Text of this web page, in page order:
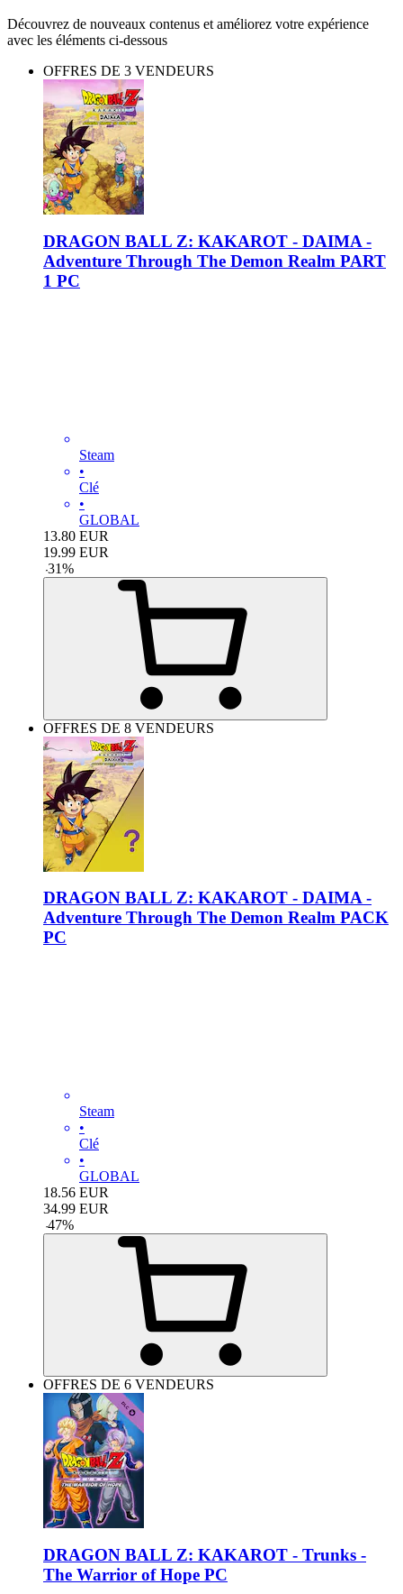
Découvrez de nouveaux contenus et améliorez votre expérience
avec les éléments ci-dessous
OFFRES DE 3 VENDEURS
DRAGON BALL Z: KAKAROT - DAIMA -
Adventure Through The Demon Realm PART
1 PC
Steam
•
Clé
•
GLOBAL
13.80 EUR
19.99 EUR
-31%
OFFRES DE 8 VENDEURS
DRAGON BALL Z: KAKAROT - DAIMA -
Adventure Through The Demon Realm PACK
PC
Steam
•
Clé
•
GLOBAL
18.56 EUR
34.99 EUR
-47%
OFFRES DE 6 VENDEURS
DRAGON BALL Z: KAKAROT - Trunks -
The Warrior of Hope PC